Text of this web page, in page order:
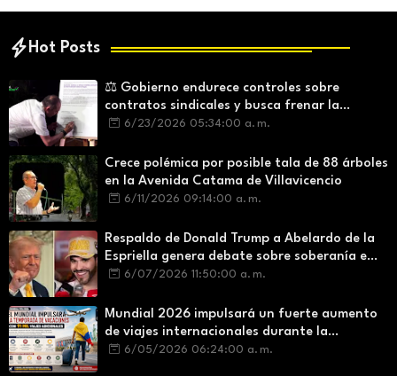
Hot Posts
⚖️ Gobierno endurece controles sobre
contratos sindicales y busca frenar la
intermediación laboral ilegal
6/23/2026 05:34:00 a. m.
Crece polémica por posible tala de 88 árboles
en la Avenida Catama de Villavicencio
6/11/2026 09:14:00 a. m.
Respaldo de Donald Trump a Abelardo de la
Espriella genera debate sobre soberanía e
influencia internacional
6/07/2026 11:50:00 a. m.
Mundial 2026 impulsará un fuerte aumento
de viajes internacionales durante la
temporada de vacaciones
6/05/2026 06:24:00 a. m.